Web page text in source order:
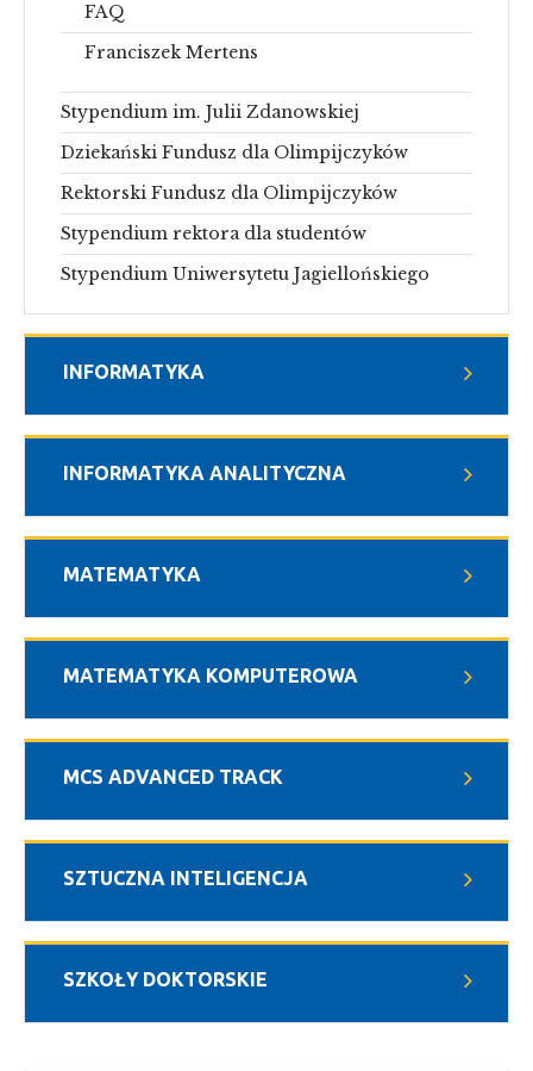
FAQ
Franciszek Mertens
Stypendium im. Julii Zdanowskiej
Dziekański Fundusz dla Olimpijczyków
Rektorski Fundusz dla Olimpijczyków
Stypendium rektora dla studentów
Stypendium Uniwersytetu Jagiellońskiego
INFORMATYKA
INFORMATYKA ANALITYCZNA
MATEMATYKA
MATEMATYKA KOMPUTEROWA
MCS ADVANCED TRACK
SZTUCZNA INTELIGENCJA
SZKOŁY DOKTORSKIE